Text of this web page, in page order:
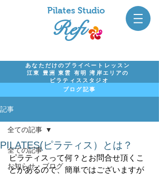
Pilates Studio
Refi
あなただけのプライベートレッスン
江東 豊洲 東雲 有明 湾岸エリアの
ピラティススタジオ
ブログ記事
記事
全ての記事
お知らせ・ブログ
全ての記事
PILATES(ピラティス）とは？
ピラティスって何？とお問合せ頂くこ
とがあるので、簡単ではございますが